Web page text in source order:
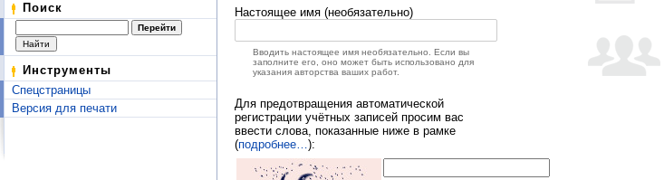
Поиск
Инструменты
Спецстраницы
Версия для печати
Настоящее имя (необязательно)
Вводить настоящее имя необязательно. Если вы
заполните его, оно может быть использовано для
указания авторства ваших работ.
Для предотвращения автоматической
регистрации учётных записей просим вас
ввести слова, показанные ниже в рамке
(подробнее… ):